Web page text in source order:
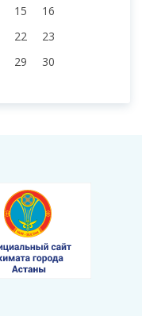
15
16
22
23
29
30